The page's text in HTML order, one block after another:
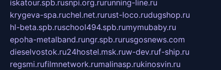
iskatour.spb.rusnpi.org.rurunning-line.ru
krygeva-spa.ruchel.net.rurust-loco.rudugshop.ru
hl-beta.spb.ruschool494.spb.rumymubaby.ru
epoha-metalband.rungr.spb.rurusgosnews.com
dieselvostok.ru24hostel.msk.ruw-dev.ruf-ship.ru
regsmi.rufilmnetwork.rumalinasp.rukinosvin.ru